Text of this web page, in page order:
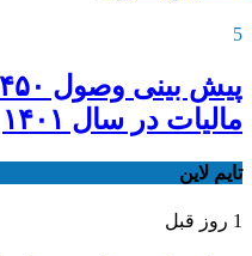
5
مالیات در سال ۱۴۰۱
تایم لاین
1 روز قبل